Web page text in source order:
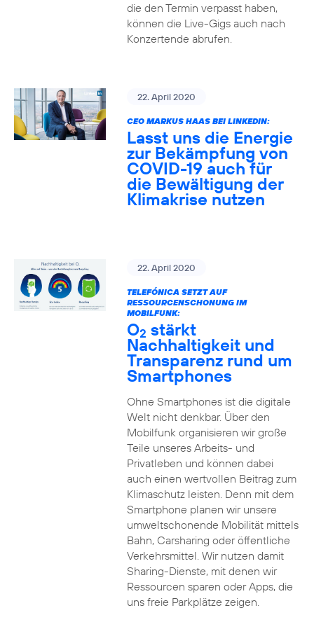
die den Termin verpasst haben,
können die Live-Gigs auch nach
Konzertende abrufen.
22. April 2020
CEO MARKUS HAAS BEI LINKEDIN:
Lasst uns die Energie
zur Bekämpfung von
COVID-19 auch für
die Bewältigung der
Klimakrise nutzen
22. April 2020
TELEFÓNICA SETZT AUF
RESSOURCENSCHONUNG IM
MOBILFUNK:
O2 stärkt
Nachhaltigkeit und
Transparenz rund um
Smartphones
Ohne Smartphones ist die digitale
Welt nicht denkbar. Über den
Mobilfunk organisieren wir große
Teile unseres Arbeits- und
Privatleben und können dabei
auch einen wertvollen Beitrag zum
Klimaschutz leisten. Denn mit dem
Smartphone planen wir unsere
umweltschonende Mobilität mittels
Bahn, Carsharing oder öffentliche
Verkehrsmittel. Wir nutzen damit
Sharing-Dienste, mit denen wir
Ressourcen sparen oder Apps, die
uns freie Parkplätze zeigen.